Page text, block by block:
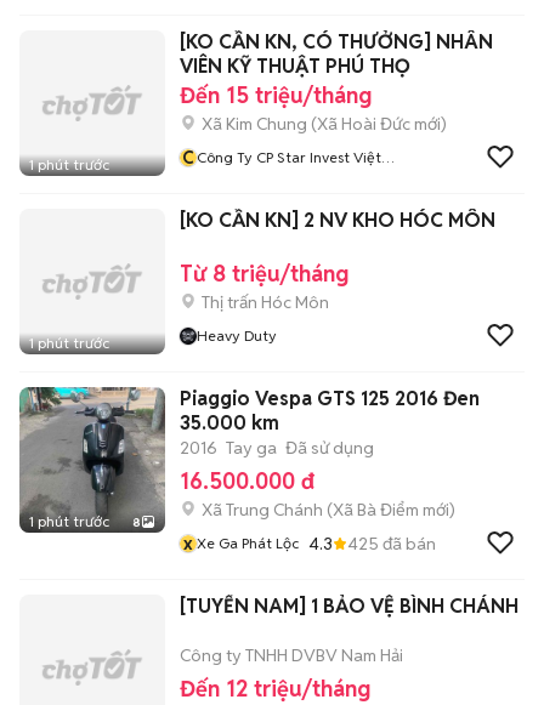
1 phút trước
[KO CẦN KN, CÓ THƯỞNG] NHÂN
VIÊN KỸ THUẬT PHÚ THỌ
Đến 15 triệu/tháng
Xã Kim Chung (Xã Hoài Đức mới)
CCông Ty CP Star Invest Việt
1 phút trước
[KO CẦN KN] 2 NV KHO HÓC MÔN
Từ 8 triệu/tháng
Thị trấn Hóc Môn
Heavy Duty
1 phút trước 8
Piaggio Vespa GTS 125 2016 Đen
35.000 km
2016 Tay ga Đã sử dụng
16.500.000 đ
Xã Trung Chánh (Xã Bà Điểm mới)
x Xe Ga Phát Lộc 4.3 425 đã bán
[TUYỂN NAM] 1 BẢO VỆ BÌNH CHÁNH
Công ty TNHH DVBV Nam Hải
Đến 12 triệu/tháng